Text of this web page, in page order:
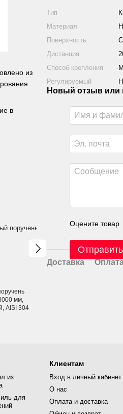
из
в
мм,
AISI 304
Тип
Материал
Поверхность
Дистанция
Способ крепления
Регулируемый
Новый отзыв или
Оцените товар
Отправить
Доставка
из
для
Клиентам
Вход в личный кабинет
О нас
Оплата и доставка